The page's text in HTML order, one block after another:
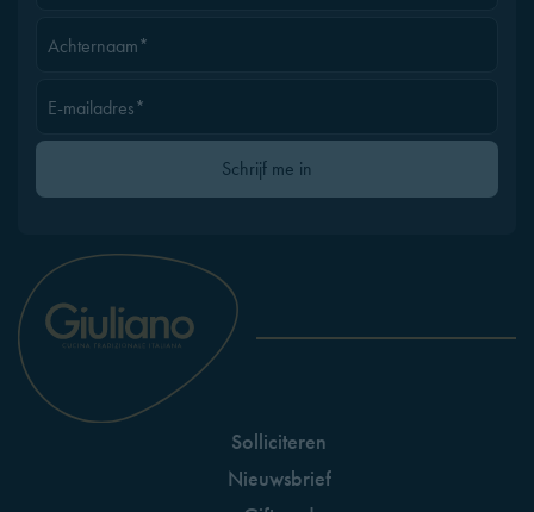
Achternaam*
E-mailadres*
Gelieve dit veld leeg te latenSchrijf me in
Solliciteren
Nieuwsbrief